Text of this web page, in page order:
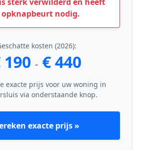
sterk verwilderd en heeft
nodig.
kosten (2026):
190 - € 440
exacte prijs voor uw woning in
via onderstaande knop.
exacte prijs »